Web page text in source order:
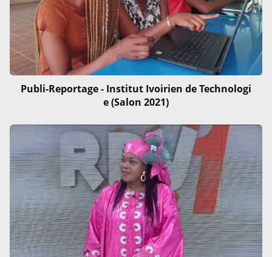
Publi-Reportage - Institut Ivoirien de Technologi
e (Salon 2021)